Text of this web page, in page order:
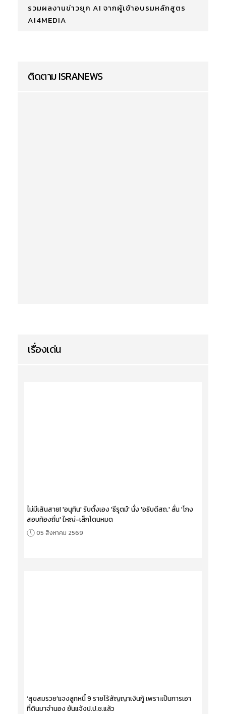
รวมผลงานข่าวยุค AI จากผู้เข้าอบรมหลักสูตร
AI4MEDIA
ติดตาม ISRANEWS
เรื่องเด่น
ไม่มีเส้นสาย! 'อนุทิน' รับตั้งเอง 'ธีรุตม์' นั่ง 'อธิบดีสถ.' ลั่น 'โกง
สอบท้องถิ่น' ใหญ่-เล็กโดนหมด
05 สิงหาคม 2569
‘สุขสมรวย’แจงลูกหนี้ 9 รายไร้สัญญาเงินกู้ เพราะเป็นการเอา
ที่ดินมาจำนอง ยันแจ้งป.ป.ช.แล้ว